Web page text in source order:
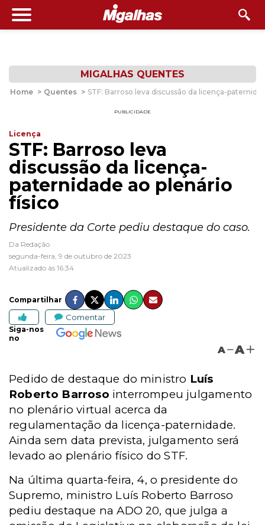
MIGALHAS QUENTES
Home > Quentes > STF: Barroso leva discussão da licença-
PUBLICIDADE
Licença
STF: Barroso leva
discussão da licença-
paternidade ao plenário
físico
Presidente da Corte pediu destaque do caso.
Da Redação
segunda-feira, 9 de outubro de 2023
Atualizado às 16:34
Compartilhar
Comentar
Siga-nos
no
A A
Pedido de destaque do ministro Luís
Roberto Barroso interrompeu julgamento
no plenário virtual acerca da
regulamentação da licença-paternidade.
Ainda sem data prevista, julgamento será
levado ao plenário físico do STF.
Na última quarta-feira, 4, o presidente do
Supremo, ministro Luís Roberto Barroso
pediu destaque na ADO 20, que julga a